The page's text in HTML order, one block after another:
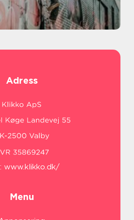
Adress
www.klikko.dk/
Menu